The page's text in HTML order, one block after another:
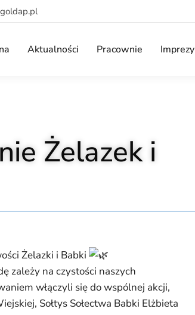
Aktualności Pracownie Imprezy
Żelazek i
Żelazki i Babki
zależy na czystości naszych
włączyli się do wspólnej akcji,
Sołtys Sołectwa Babki Elżbieta